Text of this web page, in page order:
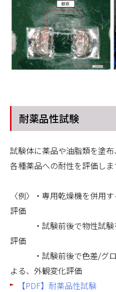
耐薬品性試験
試験体に薬品や油脂類を塗
各種薬品への耐性を評価しま
〈例〉・専用乾燥機を併用
評価
・試験前後で物性試験
評価
・試験前後で色差/グロ
よる、外観変化評価
【PDF】耐薬品性試験